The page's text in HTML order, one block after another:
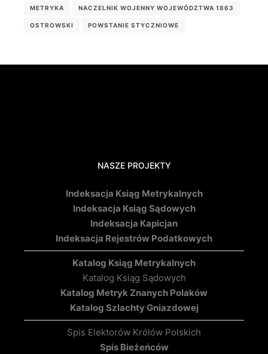
METRYKA NACZELNIK WOJENNY WOJEWÓDZTWA 1863
OSTROWSKI POWSTANIE STYCZNIOWE
NASZE PROJEKTY
Indeksacja Ksiąg Metrykalnych
Indeksacja Ksiąg Sądowych
Indeksacja Kapicjan
Indeksacja Rejestrów Podatkowych
Katalog Ksiąg Metrykalnych
Katalog Ksiąg Sądowych
Katalog Metryk Znanych Polaków
Katalog Szlachty Gniazdowej
Spis Elektorów Królów Polskich
Spis Bieżeńców